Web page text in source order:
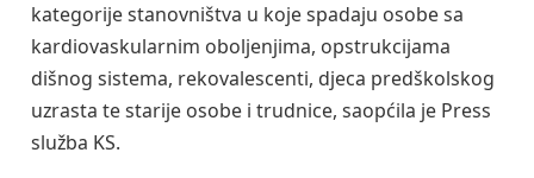
kategorije stanovništva u koje spadaju osobe sa
kardiovaskularnim oboljenjima, opstrukcijama
dišnog sistema, rekovalescenti, djeca predškolskog
uzrasta te starije osobe i trudnice, saopćila je Press
služba KS.